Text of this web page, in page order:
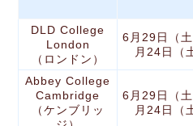
DLD College
London
（ロンドン）
6月29日（
月24日（
Abbey College
Cambridge
（ケンブリッ
6月29日（
月24日（